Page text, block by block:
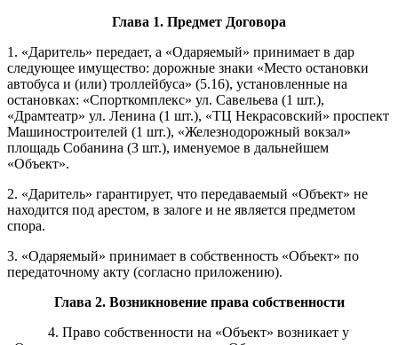
Глава 1. Предмет Договора
1. «Даритель» передает, а «Одаряемый» принимает в дар
следующее имущество: дорожные знаки «Место остановки
автобуса и (или) троллейбуса» (5.16), установленные на
остановках: «Спорткомплекс» ул. Савельева (1 шт.),
«Драмтеатр» ул. Ленина (1 шт.), «ТЦ Некрасовский» проспект
Машиностроителей (1 шт.), «Железнодорожный вокзал»
площадь Собанина (3 шт.), именуемое в дальнейшем
«Объект».
2. «Даритель» гарантирует, что передаваемый «Объект» не
находится под арестом, в залоге и не является предметом
спора.
3. «Одаряемый» принимает в собственность «Объект» по
передаточному акту (согласно приложению).
Глава 2. Возникновение права собственности
4. Право собственности на «Объект» возникает у